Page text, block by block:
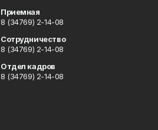
Приемная
8 (34769) 2-14-08
Сотрудничество
8 (34769) 2-14-08
Отдел кадров
8 (34769) 2-14-08